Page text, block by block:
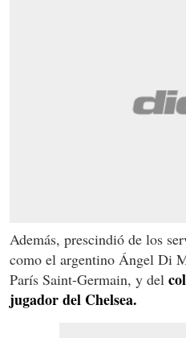
Además, prescindió de los
como el argentino Ángel Di
París Saint-Germain, y del
jugador del Chelsea.